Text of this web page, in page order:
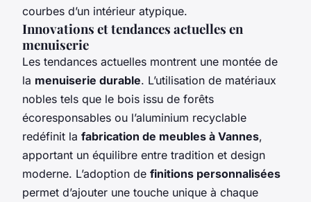
courbes d’un intérieur atypique.
Innovations et tendances actuelles en
menuiserie
Les tendances actuelles montrent une montée de
la menuiserie durable. L’utilisation de matériaux
nobles tels que le bois issu de forêts
écoresponsables ou l’aluminium recyclable
redéfinit la fabrication de meubles à Vannes,
apportant un équilibre entre tradition et design
moderne. L’adoption de finitions personnalisées
permet d’ajouter une touche unique à chaque